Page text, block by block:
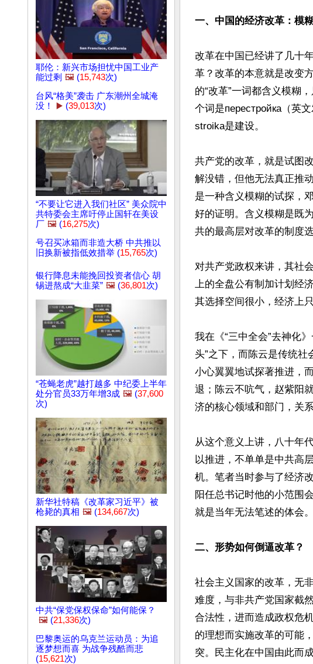
耶伦：新兴市场担忧中国工业产
能过剩 🖼️ (15,743次)
台风“格美”袭击 广东潮州全城淹
没！
▶️ (39,013次)
“不要让它进入我们社区” 美众院中
共特委会主席吁停止国轩在美设
厂 🖼️ (16,275次)
号召买冰箱而非造大桥 中共推以
旧换新被指低效措举 (15,765次)
银行降息未能挽回投资者信心 胡
锡进熬成“大韭菜” 🖼️ (36,801次)
“苍蝇老虎”越打越多 中纪委上半年
处分官员33万年增3成 🖼️ (37,600
次)
新华社特稿《改革家习近平》被
枪毙的真相 🖼️ (134,667次)
中共“保党保权保命”如何能保？
🖼️ (21,336次)
巴黎奥运的乌克兰运动员：为追
逐梦想而喜 为战争残酷而悲
(15,621次)
一、中国的经济改革：模
改革在中国已经讲了几十
革？改革的本意就是改变
的“改革”一词都含义模糊
个词是перестройка（英
stroika是建设。
共产党的改革，就是试图
解没错，但他无法真正推
是一种含义模糊的试探，
好的证明。含义模糊是既
共的最高层对改革的制度
对共产党政权来讲，其社
上的全盘公有制加计划经
其选择空间很小，经济上
我在《“三中全会”去神化
头”之下，而陈云是传统社
小心翼翼地试探著推进，
退；陈云不吭气，赵紫阳
济的核心领域和部门，关
从这个意义上讲，八十年
以推进，不单单是中共高
机。笔者当时参与了经济
阳任总书记时他的小范围
就是当年无法笔述的体会。
二、形势如何倒逼改革？
社会主义国家的改革，无
难度，与非共产党国家截
合法性，进而造成政权危
的理想而实施改革的可能
突。民主化在中国由此而